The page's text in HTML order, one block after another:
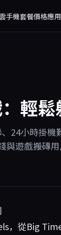
手機套餐價格應
輕鬆
24小時掛機
遊戲搬磚用
，從Big